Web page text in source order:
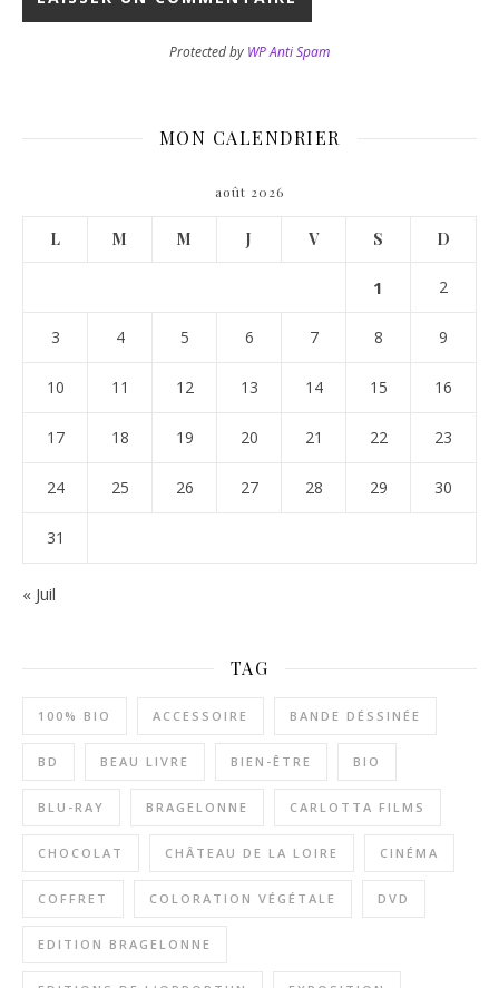
Protected by WP Anti Spam
MON CALENDRIER
août 2026
L M M J V S D
1 2
3 4 5 6 7 8 9
10 11 12 13 14 15 16
17 18 19 20 21 22 23
24 25 26 27 28 29 30
31
« Juil
TAG
100% BIO ACCESSOIRE BANDE DÉSSINÉE
BD BEAU LIVRE BIEN-ÊTRE BIO
BLU-RAY BRAGELONNE CARLOTTA FILMS
CHOCOLAT CHÂTEAU DE LA LOIRE CINÉMA
COFFRET COLORATION VÉGÉTALE DVD
EDITION BRAGELONNE